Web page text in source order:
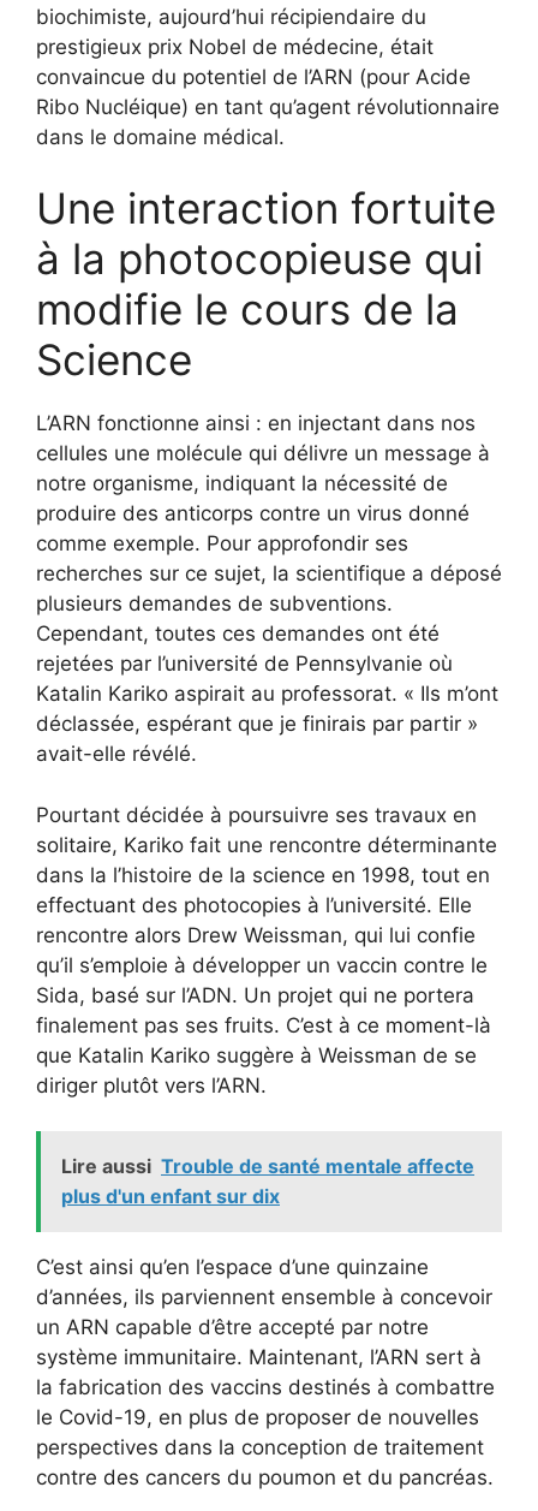
biochimiste, aujourd’hui récipiendaire du
prestigieux prix Nobel de médecine, était
convaincue du potentiel de l’ARN (pour Acide
Ribo Nucléique) en tant qu’agent révolutionnaire
dans le domaine médical.
Une interaction fortuite
à la photocopieuse qui
modifie le cours de la
Science
L’ARN fonctionne ainsi : en injectant dans nos
cellules une molécule qui délivre un message à
notre organisme, indiquant la nécessité de
produire des anticorps contre un virus donné
comme exemple. Pour approfondir ses
recherches sur ce sujet, la scientifique a déposé
plusieurs demandes de subventions.
Cependant, toutes ces demandes ont été
rejetées par l’université de Pennsylvanie où
Katalin Kariko aspirait au professorat. « Ils m’ont
déclassée, espérant que je finirais par partir »
avait-elle révélé.
Pourtant décidée à poursuivre ses travaux en
solitaire, Kariko fait une rencontre déterminante
dans la l’histoire de la science en 1998, tout en
effectuant des photocopies à l’université. Elle
rencontre alors Drew Weissman, qui lui confie
qu’il s’emploie à développer un vaccin contre le
Sida, basé sur l’ADN. Un projet qui ne portera
finalement pas ses fruits. C’est à ce moment-là
que Katalin Kariko suggère à Weissman de se
diriger plutôt vers l’ARN.
Lire aussi Trouble de santé mentale affecte
plus d'un enfant sur dix
C’est ainsi qu’en l’espace d’une quinzaine
d’années, ils parviennent ensemble à concevoir
un ARN capable d’être accepté par notre
système immunitaire. Maintenant, l’ARN sert à
la fabrication des vaccins destinés à combattre
le Covid-19, en plus de proposer de nouvelles
perspectives dans la conception de traitement
contre des cancers du poumon et du pancréas.